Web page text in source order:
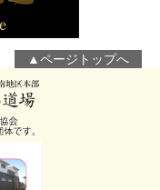
▲ページトップへ